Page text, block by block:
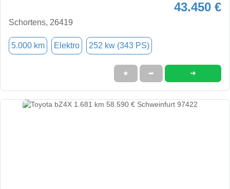
43.450 €
Schortens, 26419
5.000 km Elektro 252 kw (343 PS)
★ ➦ ➜